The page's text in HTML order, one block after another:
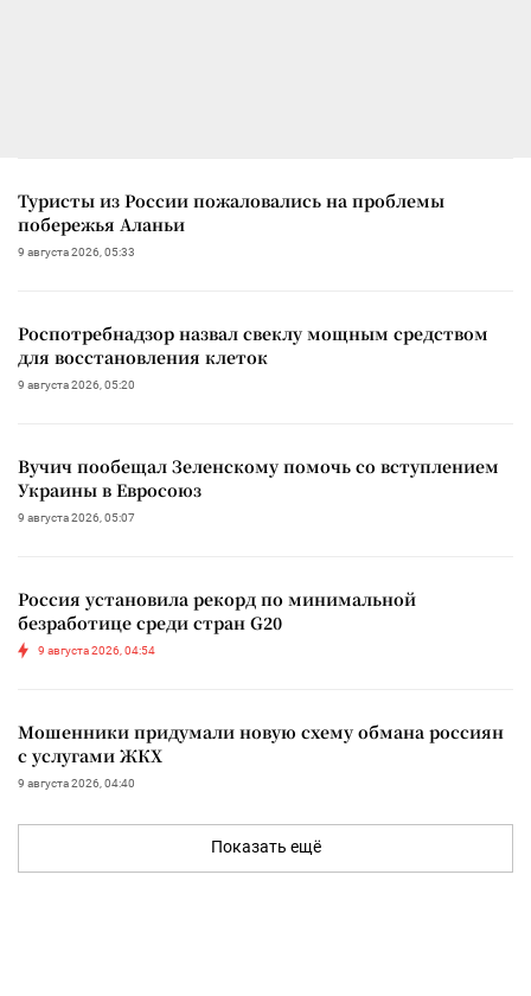
Туристы из России пожаловались на проблемы
побережья Аланьи
9 августа 2026, 05:33
Роспотребнадзор назвал свеклу мощным средством
для восстановления клеток
9 августа 2026, 05:20
Вучич пообещал Зеленскому помочь со вступлением
Украины в Евросоюз
9 августа 2026, 05:07
Россия установила рекорд по минимальной
безработице среди стран G20
9 августа 2026, 04:54
Мошенники придумали новую схему обмана россиян
с услугами ЖКХ
9 августа 2026, 04:40
Показать ещё